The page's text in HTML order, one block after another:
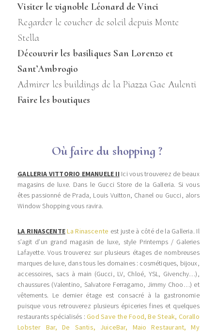
Visiter le vignoble Léonard de Vinci
Regarder le coucher de soleil depuis Monte
Stella
Découvrir les basiliques San Lorenzo et
Sant’Ambrogio
Admirer les buildings de la Piazza Gae Aulenti
Faire les boutiques
Où faire du shopping ?
GALLERIA VITTORIO EMANUELE II Ici vous trouverez de beaux
magasins de luxe. Dans le Gucci Store de la Galleria. Si vous
êtes passionné de Prada, Louis Vuitton, Chanel ou Gucci, alors
Window Shopping vous ravira.
LA RINASCENTE La Rinascente est juste à côté de la Galleria. Il
s’agit d’un grand magasin de luxe, style Printemps / Galeries
Lafayette. Vous trouverez sur plusieurs étages de nombreuses
marques de luxe, dans tous les domaines : cosmétiques, bijoux,
accessoires, sacs à main (Gucci, LV, Chloé, YSL, Givenchy…),
chaussures (Valentino, Salvatore Ferragamo, Jimmy Choo…) et
vêtements. Le dernier étage est consacré à la gastronomie
puisque vous retrouverez plusieurs épiceries fines et quelques
restaurants spécialisés :God Save the Food,Be Steak, Corallo
Lobster Bar,De Santis, JuiceBar, Maio Restaurant,My